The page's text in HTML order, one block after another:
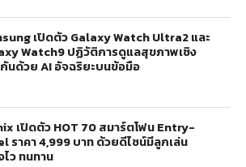
เปิดตัว Galaxy Watch Ultra2 และ
Watch9 ปฏิวัติการดูแลสุขภาพเชิง
นด้วย AI อัจฉริยะบนข้อมือ
เปิดตัว HOT 70 สมาร์ตโฟน Entry-
ราคา 4,999 บาท ด้วยดีไซน์มีลูกเล่น
ไว ทนทาน